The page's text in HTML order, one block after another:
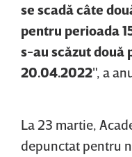
se scadă câte
pentru perioada
s-au scăzut două
20.04.2022", a
La 23 martie,
depunctat pentru